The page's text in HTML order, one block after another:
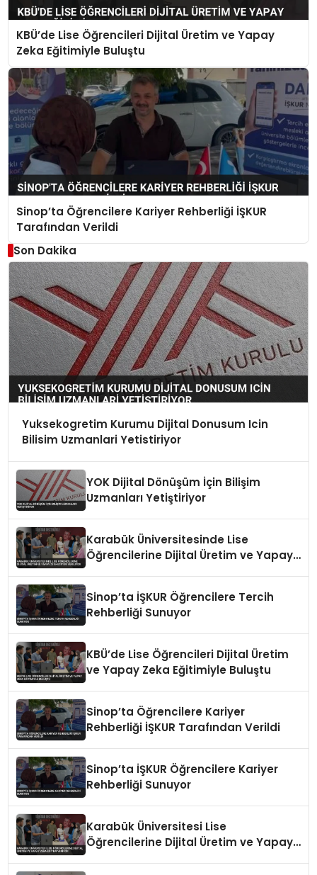
KBÜ’de Lise Öğrencileri Dijital Üretim ve Yapay
Zeka Eğitimiyle Buluştu
Sinop’ta Öğrencilere Kariyer Rehberliği İŞKUR
Tarafından Verildi
Son Dakika
Yuksekogretim Kurumu Dijital Donusum Icin
Bilisim Uzmanlari Yetistiriyor
YOK Dijital Dönüşüm İçin Bilişim
Uzmanları Yetiştiriyor
Karabük Üniversitesinde Lise
Öğrencilerine Dijital Üretim ve Yapay
Sinop’ta İŞKUR Öğrencilere Tercih
Rehberliği Sunuyor
KBÜ’de Lise Öğrencileri Dijital Üretim
ve Yapay Zeka Eğitimiyle Buluştu
Sinop’ta Öğrencilere Kariyer
Rehberliği İŞKUR Tarafından Verildi
Sinop’ta İŞKUR Öğrencilere Kariyer
Rehberliği Sunuyor
Karabük Üniversitesi Lise
Öğrencilerine Dijital Üretim ve Yapay